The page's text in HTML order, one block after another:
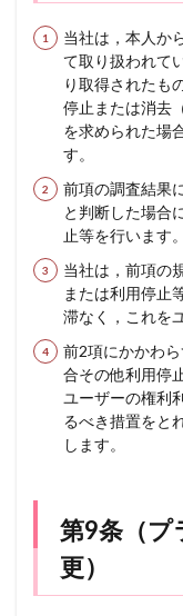
当社は，本人か
て取り扱われて
り取得されたも
停止または消去
を求められた場
す。
前項の調査結果
と判断した場合
止等を行います。
当社は，前項の
または利用停止
滞なく，これを
前2項にかかわ
合その他利用停
ユーザーの権利
るべき措置をと
します。
第9条（プ
更）